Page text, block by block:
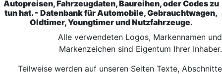
Autopreisen, Fahrzeugdaten, Baureihen, oder Codes zu
tun hat. - Datenbank für Automobile, Gebrauchtwagen,
Oldtimer, Youngtimer und Nutzfahrzeuge.
Alle verwendeten Logos, Markennamen und
Markenzeichen sind Eigentum Ihrer Inhaber.
Teilweise werden auf unseren Seiten Texte, Abschnitte